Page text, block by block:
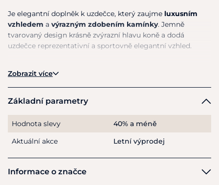
Je elegantní doplněk k uzdečce, který zaujme luxusním
vzhledem a výrazným zdobením kamínky. Jemně
tvarovaný design krásně zvýrazní hlavu koně a dodá
uzdečce reprezentativní a sportovně elegantní vzhled.
Díky anatomicky tvarovanému provedení nabízí pohodlné
usazení a elegantní linii.
elegantní čelenka k uzdečce
jemně zakřivený tvar
anatomicky inspirované provedení
vhodná pro sportovní i závodní využití
Zobrazit více
Základní parametry
Hodnota slevy
40% a méně
Aktuální akce
Letní výprodej
Informace o značce